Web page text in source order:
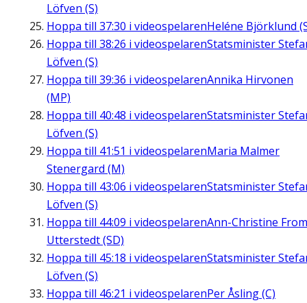
Löfven (S)
Hoppa till 37:30 i videospelarenHeléne Björklund
Hoppa till 38:26 i videospelarenStatsminister
Löfven (S)
Hoppa till 39:36 i videospelarenAnnika Hirvonen
(MP)
Hoppa till 40:48 i videospelarenStatsminister
Löfven (S)
Hoppa till 41:51 i videospelarenMaria Malmer
Stenergard (M)
Hoppa till 43:06 i videospelarenStatsminister
Löfven (S)
Hoppa till 44:09 i videospelarenAnn-Christine From
Utterstedt (SD)
Hoppa till 45:18 i videospelarenStatsminister
Löfven (S)
Hoppa till 46:21 i videospelarenPer Åsling (C)